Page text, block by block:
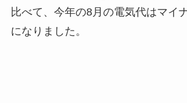
比べて、今年の8月の電気代はマイ
になりました。